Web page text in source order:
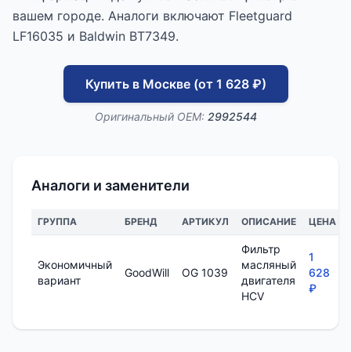
вашем городе. Аналоги включают Fleetguard
LF16035 и Baldwin BT7349.
Купить в Москве (от 1 628 ₽)
Оригинальный OEM: 2992544
Аналоги и заменители
ГРУППА БРЕНД АРТИКУЛ ОПИСАНИЕ ЦЕНА
Экономичный
вариант
GoodWill OG 1039
Фильтр
масляный
двигателя
HCV
1
628
₽